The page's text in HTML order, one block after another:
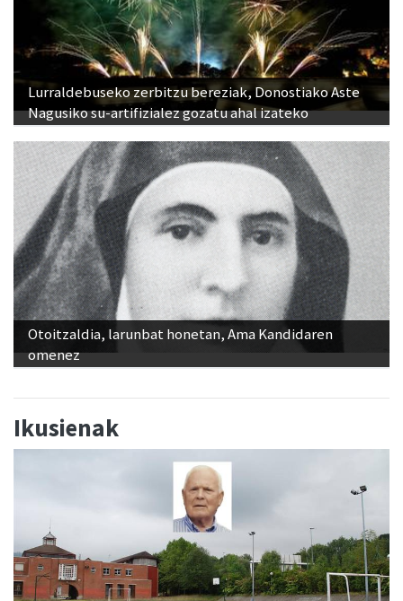
Lurraldebuseko zerbitzu bereziak, Donostiako Aste
Nagusiko su-artifizialez gozatu ahal izateko
Otoitzaldia, larunbat honetan, Ama Kandidaren
omenez
Ikusienak